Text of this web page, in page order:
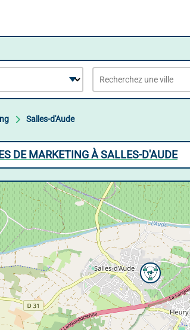
Salles-d'Aude
DE MARKETING À SALLES-D'AUDE